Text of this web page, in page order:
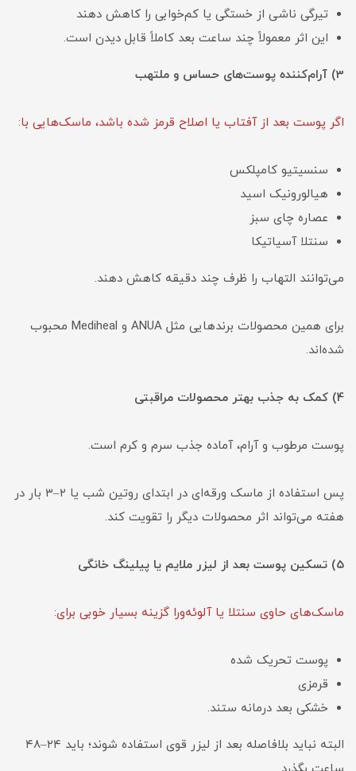
تیرگی ناشی از خستگی یا کم‌خوابی را کاهش دهند
این اثر معمولاً چند ساعت بعد کاملاً قابل دیدن است.
3) آرام‌کننده پوست‌های حساس و ملتهب
اگر پوست بعد از آفتاب یا اصلاح قرمز شده باشد، ماسک‌هایی با:
سنسیتیو کامپلکس
هیالورونیک اسید
عصاره چای سبز
سنتلا آسیاتیکا
می‌توانند التهاب را ظرف چند دقیقه کاهش دهند.
برای همین محصولات برندهایی مثل ANUA و Mediheal محبوب
شده‌اند.
4) کمک به جذب بهتر محصولات مراقبتی
پوست مرطوب و آرام، آماده جذب سرم و کرم است.
پس استفاده از ماسک ورقه‌ای در ابتدای روتین شب یا ۲–۳ بار در
هفته می‌تواند اثر محصولات دیگر را تقویت کند.
5) تسکین پوست بعد از لیزر ملایم یا پیلینگ خانگی
ماسک‌های حاوی سنتلا یا آلوئه‌ورا گزینه بسیار خوبی برای:
پوست تحریک شده
قرمزی
خشکی بعد درمانه ستند.
البته نباید بلافاصله بعد از لیزر قوی استفاده شوند؛ باید ۲۴–۴۸